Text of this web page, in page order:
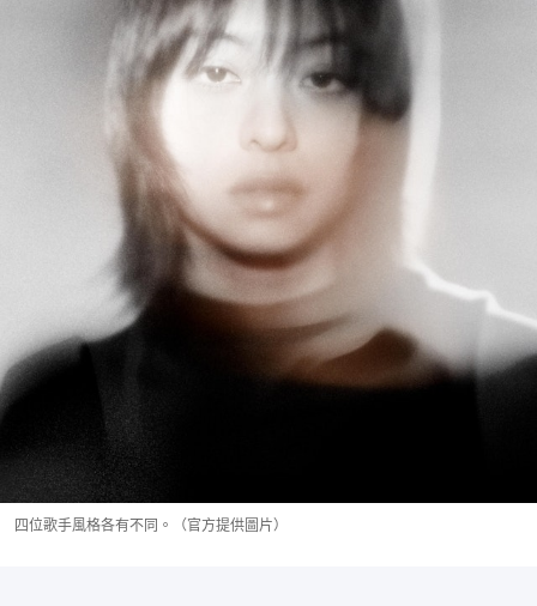
四位歌手風格各有不同。（官方提供圖片）